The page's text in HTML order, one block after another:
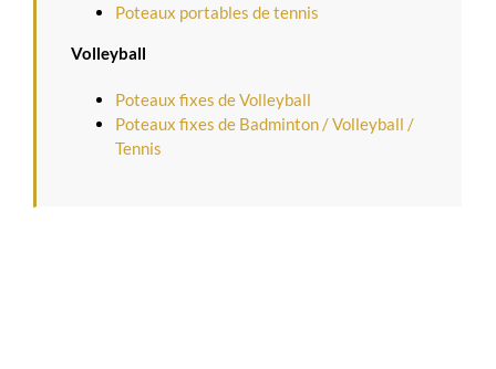
Poteaux portables de tennis
Volleyball
Poteaux fixes de Volleyball
Poteaux fixes de Badminton / Volleyball /
Tennis